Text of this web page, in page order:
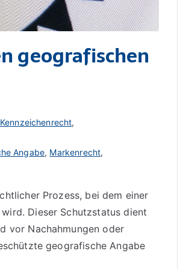
geografischen
Kennzeichenrecht,
Angabe, Markenrecht,
Prozess, bei dem einer
Dieser Schutzstatus dient
vor Nachahmungen oder
geografische Angabe